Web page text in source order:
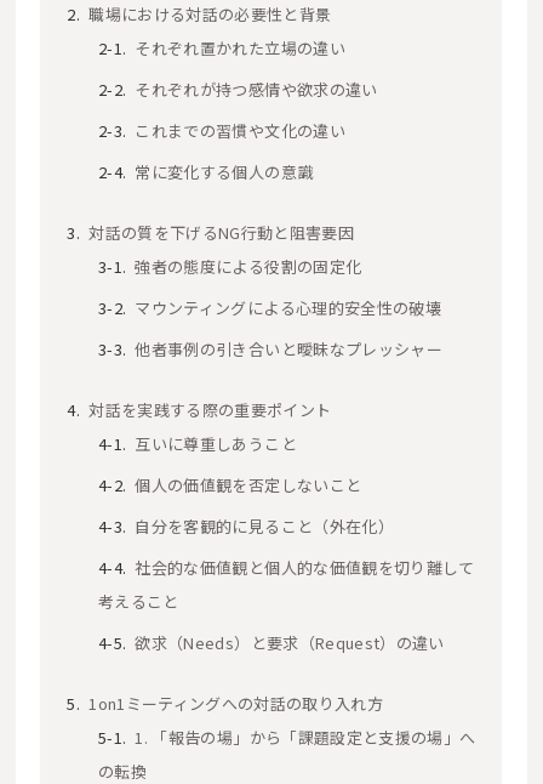
職場における対話の必要性と背景
それぞれ置かれた立場の違い
それぞれが持つ感情や欲求の違い
これまでの習慣や文化の違い
常に変化する個人の意識
対話の質を下げるNG行動と阻害要因
強者の態度による役割の固定化
マウンティングによる心理的安全性の破壊
他者事例の引き合いと曖昧なプレッシャー
対話を実践する際の重要ポイント
互いに尊重しあうこと
個人の価値観を否定しないこと
自分を客観的に見ること（外在化）
社会的な価値観と個人的な価値観を切り離して
考えること
欲求（Needs）と要求（Request）の違い
1on1ミーティングへの対話の取り入れ方
1. 「報告の場」から「課題設定と支援の場」へ
の転換